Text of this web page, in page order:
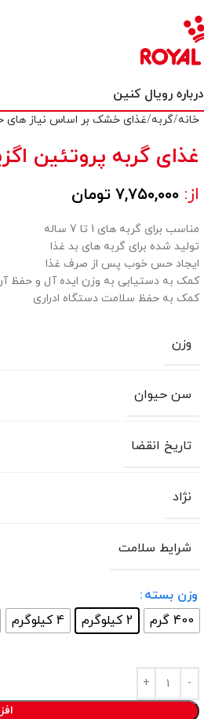
درباره رویال کنین
خانه گربه غذای خشک بر اساس نیاز های
غذای گربه پروتئین
از: ۷,۷۵۰,۰۰۰ تومان
مناسب برای گربه های 1 تا 7 ساله
تولید شده برای گربه های بد غذا
ایجاد حس خوب پس از صرف غذا
کمک به دستیابی به وزن ایده آل و حفظ
کمک به حفظ سلامت دستگاه ادراری
وزن
سن حیوان
تاریخ انقضا
نژاد
شرایط سلامت
وزن بسته
400 گرم
2 کیلوگرم 4 کیلوگرم